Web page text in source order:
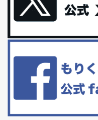
更年期を穏やかに乗りきる
アラフィフからの体と心の
といった更年期症状はまだ...
白髪・美容・免疫力、現代
リーブオイルorごま油をたら